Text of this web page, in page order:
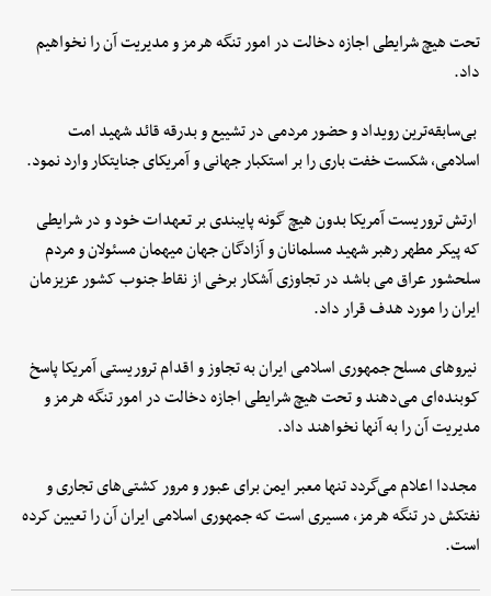
تحت هیچ شرایطی اجازه دخالت در امور تنگه هرمز و مدیریت آن را نخواهیم
داد.
بی‌سابقه‌ترین رویداد و حضور مردمی در تشییع و بدرقه قائد شهید امت
اسلامی، شکست خفت باری را بر استکبار جهانی و آمریکای جنایتکار وارد نمود.
ارتش تروریست آمریکا بدون هیچ گونه پایبندی بر تعهدات خود و در شرایطی
که پیکر مطهر رهبر شهید مسلمانان و آزادگان جهان میهمان مسئولان و مردم
سلحشور عراق می باشد در تجاوزی آشکار برخی از نقاط جنوب کشور عزیزمان
ایران را مورد هدف قرار داد.
نیروهای مسلح جمهوری اسلامی ایران به تجاوز و اقدام تروریستی آمریکا پاسخ
کوبنده‌ای می‌دهند و تحت هیچ شرایطی اجازه دخالت در امور تنگه هرمز و
مدیریت آن را به آنها نخواهند داد.
مجددا اعلام می‌گردد تنها معبر ایمن برای عبور و مرور کشتی‌های تجاری و
نفتکش در تنگه هرمز، مسیری است که جمهوری اسلامی ایران آن را تعیین کرده
است.